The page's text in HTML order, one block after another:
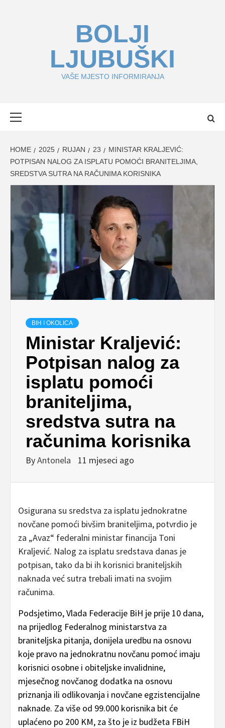
BOLJI
LJUBUŠKI
VAŠE MJESTO INFORMIRANJA
HOME 2025 RUJAN 23
MINISTAR KRALJEVIĆ:
POTPISAN NALOG ZA ISPLATU POMOĆI BRANITELJIMA,
SREDSTVA SUTRA NA RAČUNIMA KORISNIKA
BIH I OKOLICA
Ministar Kraljević:
Potpisan nalog za
isplatu pomoći
braniteljima,
sredstva sutra na
računima korisnika
ByAntonela 11 mjeseci ago
Osigurana su sredstva za isplatu jednokratne
novčane pomoći bivšim braniteljima, potvrdio je
za „Avaz“ federalni ministar financija Toni
Kraljević. Nalog za isplatu sredstava danas je
potpisan, tako da bi ih korisnici braniteljskih
naknada već sutra trebali imati na svojim
računima.
Podsjetimo, Vlada Federacije BiH je prije 10 dana,
na prijedlog Federalnog ministarstva za
braniteljska pitanja, donijela uredbu na osnovu
koje pravo na jednokratnu novčanu pomoć imaju
korisnici osobne i obiteljske invalidnine,
mjesečnog novčanog dodatka na osnovu
priznanja ili odlikovanja i novčane egzistencijalne
naknade. Za više od 99.000 korisnika bit će
uplaćeno po 200 KM, za što je iz budžeta FBiH